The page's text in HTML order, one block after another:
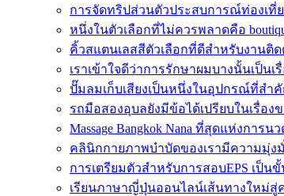
การจัดทริปส่วนตัวประสบการณ์ท่องเที่
หนึ่งในตัวเลือกที่ไม่ควรพลาดคือ
คิ้วสแตนเลสสีตัวเลือกที่ดีสำหรับงานติ
เราเข้าใจดีว่าการรักษาผมบางนั้นเป็น
ปั๊มลมเก็บเสียงเป็นหนึ่งในอุปกรณ์ที่สำ
รถมือสองอุบลยังมีข้อได้เปรียบในเรื่อง
Massage Bangkok Nana ที่สุดแห่งการ
คลินิกกายภาพบำบัดของเรามีความมุ่
การเตรียมตัวสำหรับการสอบEPS เป็
เรียนภาษาญี่ปุ่นออนไลน์เส้นทางใหม่สู่